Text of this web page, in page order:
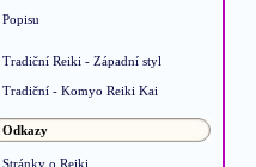
Popisu
Tradiční Reiki - Západní styl
Tradiční - Komyo Reiki Kai
Odkazy
Stránky o Reiki